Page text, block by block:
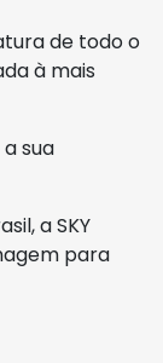
de todo o
à mais
sua
a SKY
para